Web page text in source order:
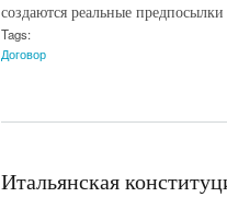
создаются реальные
Tags:
Договор
Итальянская